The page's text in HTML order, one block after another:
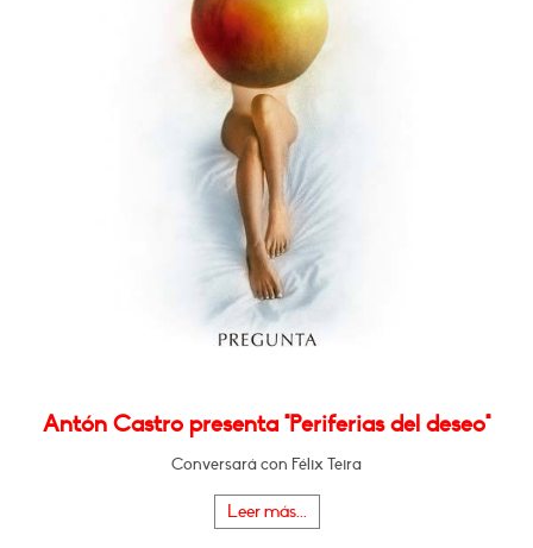
Antón Castro presenta "Periferias del deseo"
Conversará con Félix Teira
Leer más...